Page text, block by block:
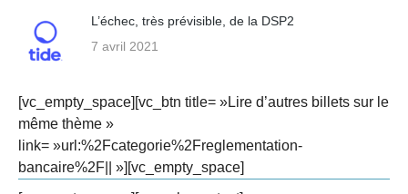
L’échec, très prévisible, de la DSP2
7 avril 2021
[vc_empty_space][vc_btn title= »Lire d’autres billets sur le
même thème »
link= »url:%2Fcategorie%2Freglementation-
bancaire%2F|| »][vc_empty_space]